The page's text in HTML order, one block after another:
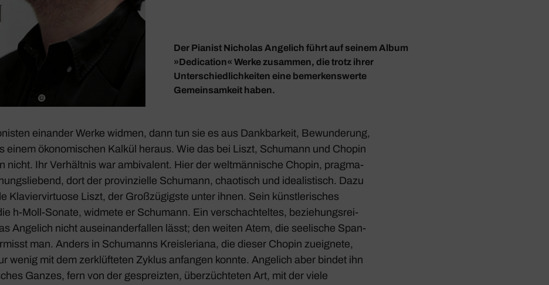
Der Pianist Nicholas Angelich führt auf seinem Album
»Dedication« Werke zusammen, die trotz ihrer
Unterschiedlichkeiten eine bemerkenswerte
Gemeinsamkeit haben.
einander Werke widmen, dann tun sie es aus Dank­bar­keit, Bewun­de­rung,
einem ökono­mi­schen Kalkül heraus. Wie das bei Liszt, Schu­mann und Chopin
nicht. Ihr Verhältnis war ambi­va­lent. Hier der welt­män­ni­sche Chopin, prag­ma­
dort der provin­zi­elle Schu­mann, chao­tisch und idea­lis­tisch. Dazu
Klavier­vir­tuose Liszt, der Groß­zü­gigste unter ihnen. Sein künst­le­ri­sches
h‑Moll-Sonate, widmete er Schu­mann. Ein verschach­teltes, bezie­hungs­rei­
Ange­lich nicht ausein­an­der­fallen lässt; den weiten Atem, die seeli­sche Span­
man. Anders in Schu­manns Kreis­le­riana, die dieser Chopin zueig­nete,
wenig mit dem zerklüf­teten Zyklus anfangen konnte. Ange­lich aber bindet ihn
Ganzes, fern von der gespreizten, über­züch­teten Art, mit der viele